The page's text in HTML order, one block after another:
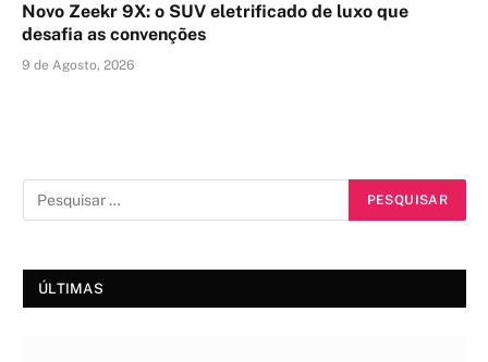
Novo Zeekr 9X: o SUV eletrificado de luxo que
desafia as convenções
9 de Agosto, 2026
ÚLTIMAS